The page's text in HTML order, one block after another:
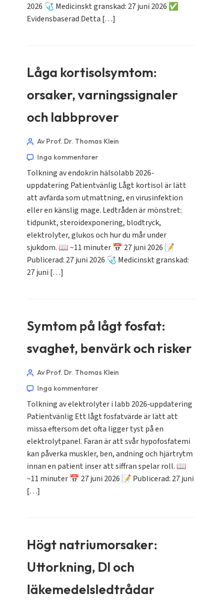
2026 🩺 Medicinskt granskad: 27 juni 2026 ✅
Evidensbaserad Detta […]
Låga kortisolsymtom:
orsaker, varningssignaler
och labbprover
Av Prof. Dr. Thomas Klein
Inga kommentarer
Tolkning av endokrin hälsolabb 2026-
uppdatering Patientvänlig Lågt kortisol är lätt
att avfärda som utmattning, en virusinfektion
eller en känslig mage. Ledtråden är mönstret:
tidpunkt, steroidexponering, blodtryck,
elektrolyter, glukos och hur du mår under
sjukdom. 📖 ~11 minuter 📅 27 juni 2026 📝
Publicerad: 27 juni 2026 🩺 Medicinskt granskad:
27 juni […]
Symtom på lågt fosfat:
svaghet, benvärk och risker
Av Prof. Dr. Thomas Klein
Inga kommentarer
Tolkning av elektrolyter i labb 2026-uppdatering
Patientvänlig Ett lågt fosfatvärde är lätt att
missa eftersom det ofta ligger tyst på en
elektrolytpanel. Faran är att svår hypofosfatemi
kan påverka muskler, ben, andning och hjärtrytm
innan en patient inser att siffran spelar roll. 📖
~11 minuter 📅 27 juni 2026 📝 Publicerad: 27 juni
[…]
Högt natriumorsaker:
Uttorkning, DI och
läkemedelsledtrådar